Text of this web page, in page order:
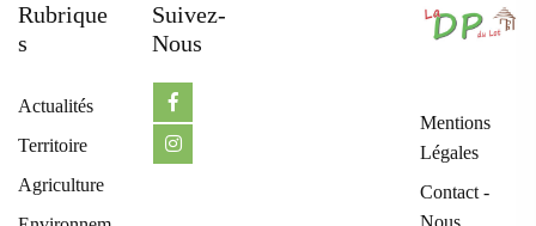
Rubrique
S
Actualités
Territoire
Agriculture
Suivez-
Nous
Mentions
Légales
Contact -